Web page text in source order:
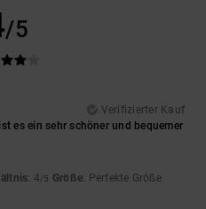
/5
Verifizierter Kauf
es ein sehr schöner und bequemer
: 4/5 Größe: Perfekte Größe